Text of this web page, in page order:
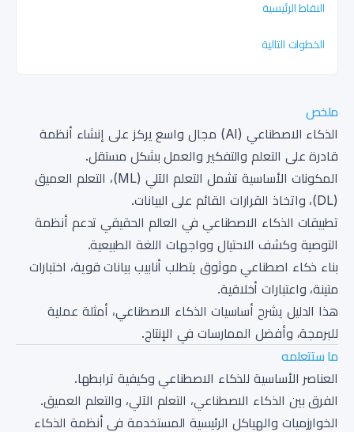
النقاط الرئيسية
الخطوات التالية
ملخص
الذكاء الاصطناعي (AI) مجال واسع يركز على إنشاء أنظمة
قادرة على التعلم والتفكير والعمل بشكل مستقل.
المكونات الأساسية تشمل التعلم الآلي (ML)، التعلم العميق
(DL)، واتخاذ القرارات القائم على البيانات.
تطبيقات الذكاء الاصطناعي في العالم الحقيقي تدعم أنظمة
التوصية وكشف الاحتيال وواجهات اللغة الطبيعية.
بناء ذكاء اصطناعي موثوق يتطلب أنابيب بيانات قوية، اختبارات
متينة، واعتبارات أخلاقية.
هذا الدليل يشرح أساسيات الذكاء الاصطناعي، أمثلة عملية
للبرمجة، وأفضل الممارسات في الإنتاج.
ما ستتعلمه
العناصر الأساسية للذكاء الاصطناعي وكيفية ترابطها.
الفرق بين الذكاء الاصطناعي، التعلم الآلي، والتعلم العميق.
الخوارزميات والهياكل الرئيسية المستخدمة في أنظمة الذكاء